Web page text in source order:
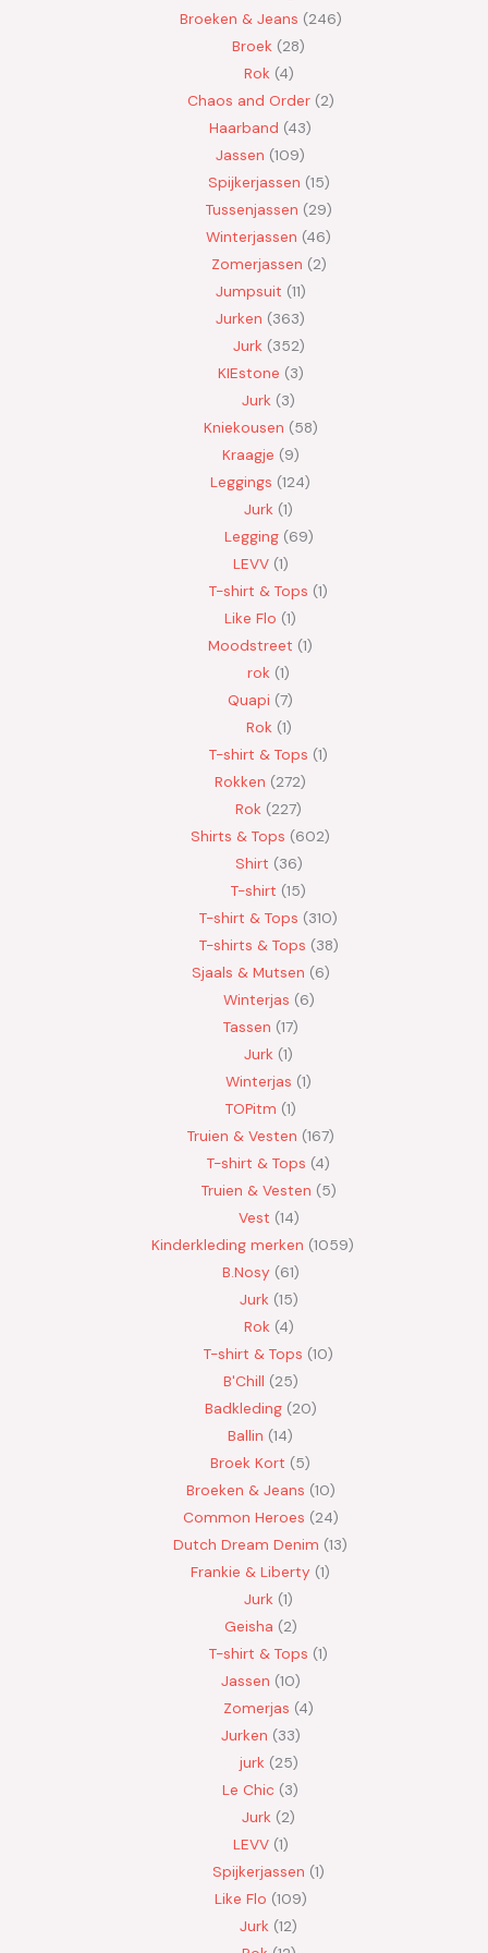
Broeken & Jeans 246
Broek 28
Rok 4
Chaos and Order 2
Haarband 43
Jassen 109
Spijkerjassen 15
Tussenjassen 29
Winterjassen 46
Zomerjassen 2
Jumpsuit 11
Jurken 363
Jurk 352
KIEstone 3
Jurk 3
Kniekousen 58
Kraagje 9
Leggings 124
Jurk 1
Legging 69
LEVV 1
T-shirt & Tops 1
Like Flo 1
Moodstreet 1
rok 1
Quapi 7
Rok 1
T-shirt & Tops 1
Rokken 272
Rok 227
Shirts & Tops 602
Shirt 36
T-shirt 15
T-shirt & Tops 310
T-shirts & Tops 38
Sjaals & Mutsen 6
Winterjas 6
Tassen 17
Jurk 1
Winterjas 1
TOPitm 1
Truien & Vesten 167
T-shirt & Tops 4
Truien & Vesten 5
Vest 14
Kinderkleding merken 1059
B.Nosy 61
Jurk 15
Rok 4
T-shirt & Tops 10
B'Chill 25
Badkleding 20
Ballin 14
Broek Kort 5
Broeken & Jeans 10
Common Heroes 24
Dutch Dream Denim 13
Frankie & Liberty 1
Jurk 1
Geisha 2
T-shirt & Tops 1
Jassen 10
Zomerjas 4
Jurken 33
jurk 25
Le Chic 3
Jurk 2
LEVV 1
Spijkerjassen 1
Like Flo 109
Jurk 12